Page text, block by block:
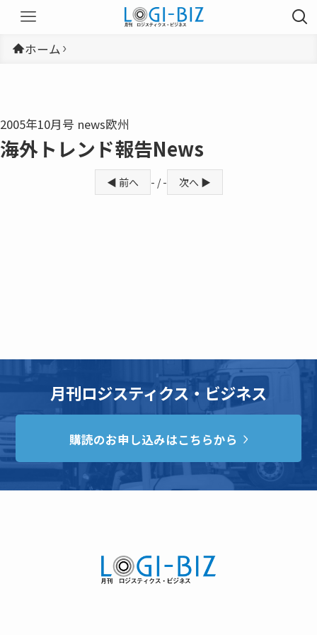
ホーム
2005年10月号 news欧州
海外トレンド報告News
◀ 前へ - / - 次へ ▶
月刊ロジスティクス・ビジネス
購読のお申し込みはこちらから